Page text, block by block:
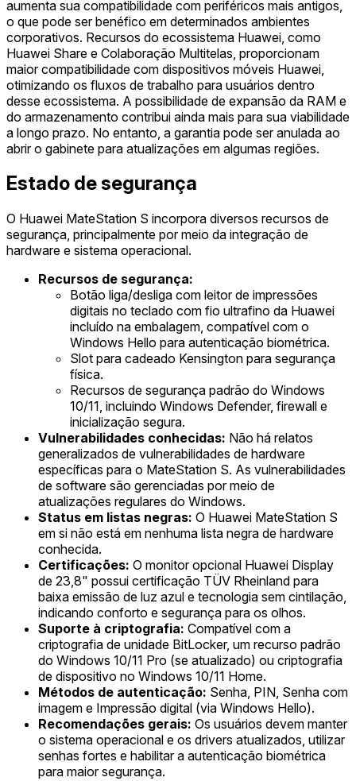
aumenta sua compatibilidade com periféricos mais antigos,
o que pode ser benéfico em determinados ambientes
corporativos. Recursos do ecossistema Huawei, como
Huawei Share e Colaboração Multitelas, proporcionam
maior compatibilidade com dispositivos móveis Huawei,
otimizando os fluxos de trabalho para usuários dentro
desse ecossistema. A possibilidade de expansão da RAM e
do armazenamento contribui ainda mais para sua viabilidade
a longo prazo. No entanto, a garantia pode ser anulada ao
abrir o gabinete para atualizações em algumas regiões.
Estado de segurança
O Huawei MateStation S incorpora diversos recursos de
segurança, principalmente por meio da integração de
hardware e sistema operacional.
Recursos de segurança:
Botão liga/desliga com leitor de impressões
digitais no teclado com fio ultrafino da Huawei
incluído na embalagem, compatível com o
Windows Hello para autenticação biométrica.
Slot para cadeado Kensington para segurança
física.
Recursos de segurança padrão do Windows
10/11, incluindo Windows Defender, firewall e
inicialização segura.
Vulnerabilidades conhecidas: Não há relatos
generalizados de vulnerabilidades de hardware
específicas para o MateStation S. As vulnerabilidades
de software são gerenciadas por meio de
atualizações regulares do Windows.
Status em listas negras: O Huawei MateStation S
em si não está em nenhuma lista negra de hardware
conhecida.
Certificações: O monitor opcional Huawei Display
de 23,8" possui certificação TÜV Rheinland para
baixa emissão de luz azul e tecnologia sem cintilação,
indicando conforto e segurança para os olhos.
Suporte à criptografia: Compatível com a
criptografia de unidade BitLocker, um recurso padrão
do Windows 10/11 Pro (se atualizado) ou criptografia
de dispositivo no Windows 10/11 Home.
Métodos de autenticação: Senha, PIN, Senha com
imagem e Impressão digital (via Windows Hello).
Recomendações gerais: Os usuários devem manter
o sistema operacional e os drivers atualizados, utilizar
senhas fortes e habilitar a autenticação biométrica
para maior segurança.